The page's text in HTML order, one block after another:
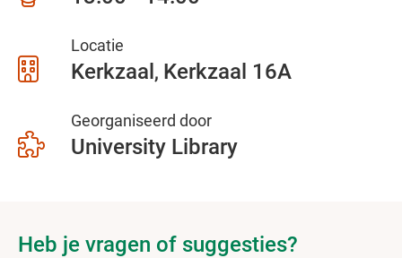
Locatie
Kerkzaal Kerkzaal 16A
Georganiseerd door
University Library
Heb je vragen of suggesties?